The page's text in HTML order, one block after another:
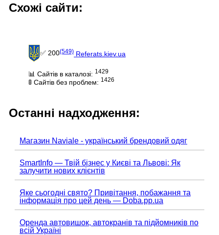
Схожі сайти:
✅ 200(549) Referats.kiev.ua
📊 Сайтів в каталозі: 1429
🚦 Сайтів без проблем: 1426
Останні надходження:
Магазин Naviale - український брендовий одяг
SmartInfo — Твій бізнес у Києві та Львові: Як
залучити нових клієнтів
Яке сьогодні свято? Привітання, побажання та
інформація про цей день — Doba.pp.ua
Оренда автовишок, автокранів та підйомників по
всій Україні